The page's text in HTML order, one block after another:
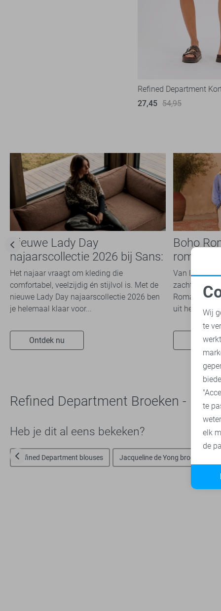
Tommy Jeans 3
TQ Amsterdam 29
Vero Moda 72
Vila
Ydence 19
Zoso
Zusss 11
Refined Department
27,45 54,95
Nieuwe Lady Day
najaarscollectie 2026 bij Sans:
stijl en comfort in
travelkwaliteit
Het najaar vraagt om kleding die
comfortabel, veelzijdig én stijlvol is. Met de
nieuwe Lady Day najaarscollectie 2026 ben
je helemaal klaar voor...
Ontdek nu
Boho
dit
Van luchtige
zachte
Romance
uit het
Ontdek
Refined Department Broeken -
Heb je dit al eens bekeken?
Refined Department blouses Jacqueline de Yong broeken
Wij
te
te
elk
de